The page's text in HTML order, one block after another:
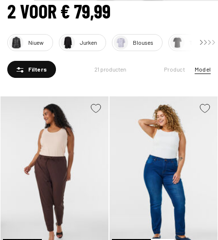
2 VOOR € 79,99
Niuew Jurken Blouses T-shirts &
Filters 21 producten Product Model